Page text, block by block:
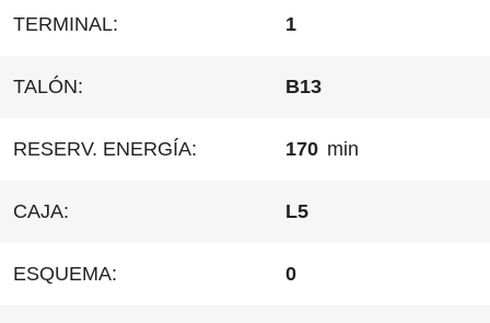
TERMINAL: 1
TALÓN: B13
RESERV. ENERGÍA: 170 min
CAJA: L5
ESQUEMA: 0